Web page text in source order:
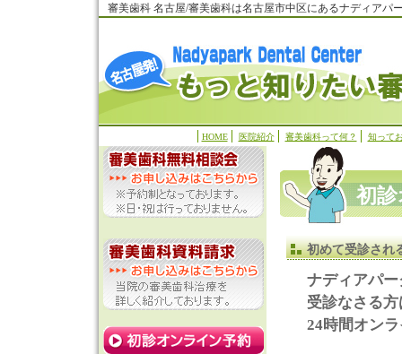
審美歯科 名古屋/審美歯科は名古屋市中区にあるナディアパ
HOME 医院紹介 審美歯科って何？ 知って
初
初めて受診され
ナディアパ
受診なさる方
24時間オン